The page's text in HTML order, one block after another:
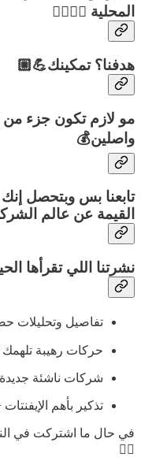
المحلية 🕵🏻‍♂️📰
هدفنا؟ تمكينك💪🏼
مو لازم تكون جزء من
واصلين💰
تابعنا بس وبتحصل
القيمة عن عالم
نشرتنا اللي تقرأها
تفاصيل وتحليلات
حركات رهيبة
شركات ناشئة جديدة 🇸🇦
تذكير بأهم
في حال ما اشتركت في
👇🏼